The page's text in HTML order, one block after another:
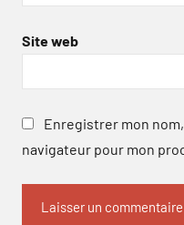
Site web
Enregistrer mon
navigateur pour mon